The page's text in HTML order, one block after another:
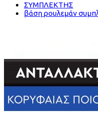
ΣΥΜΠΛΕΚΤΗΣ
βάση ρουλεμάν